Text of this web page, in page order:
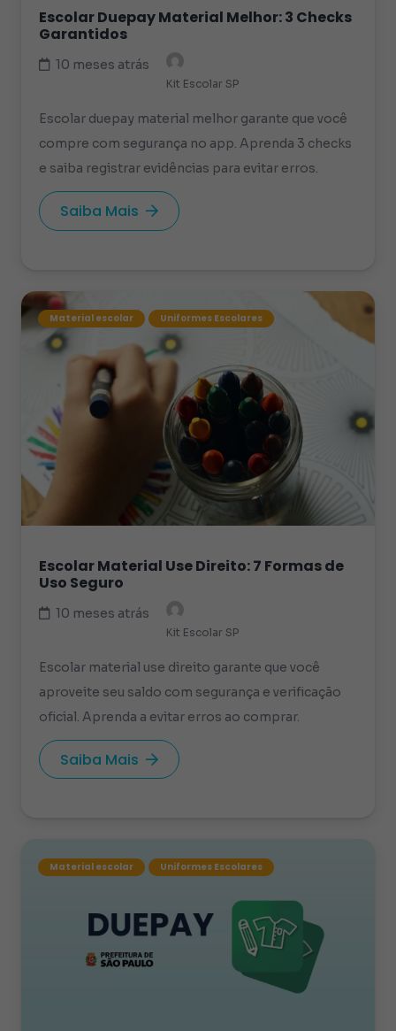
Escolar Duepay Material Melhor: 3 Checks
Garantidos
10 meses atrás
Kit Escolar SP
Escolar duepay material melhor garante que você
compre com segurança no app. Aprenda 3 checks
e saiba registrar evidências para evitar erros.
Saiba Mais
Material escolar Uniformes Escolares
Escolar Material Use Direito: 7 Formas de
Uso Seguro
10 meses atrás
Kit Escolar SP
Escolar material use direito garante que você
aproveite seu saldo com segurança e verificação
oficial. Aprenda a evitar erros ao comprar.
Saiba Mais
Material escolar Uniformes Escolares